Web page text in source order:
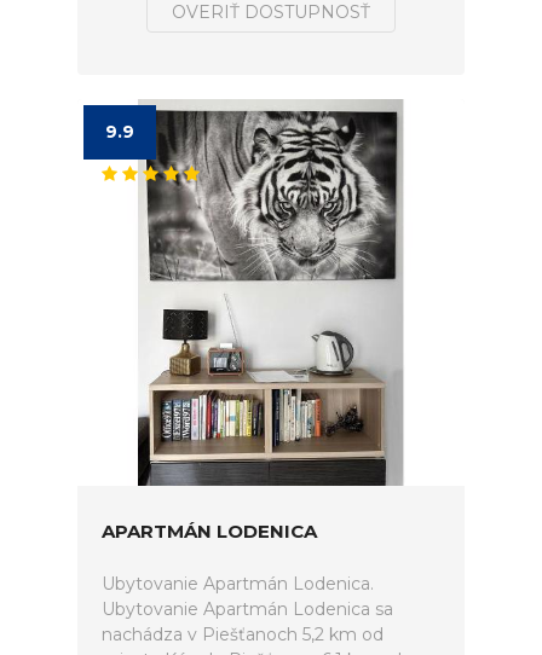
OVERIŤ DOSTUPNOSŤ
9.9
APARTMÁN LODENICA
Ubytovanie Apartmán Lodenica.
Ubytovanie Apartmán Lodenica sa
nachádza v Piešťanoch 5,2 km od